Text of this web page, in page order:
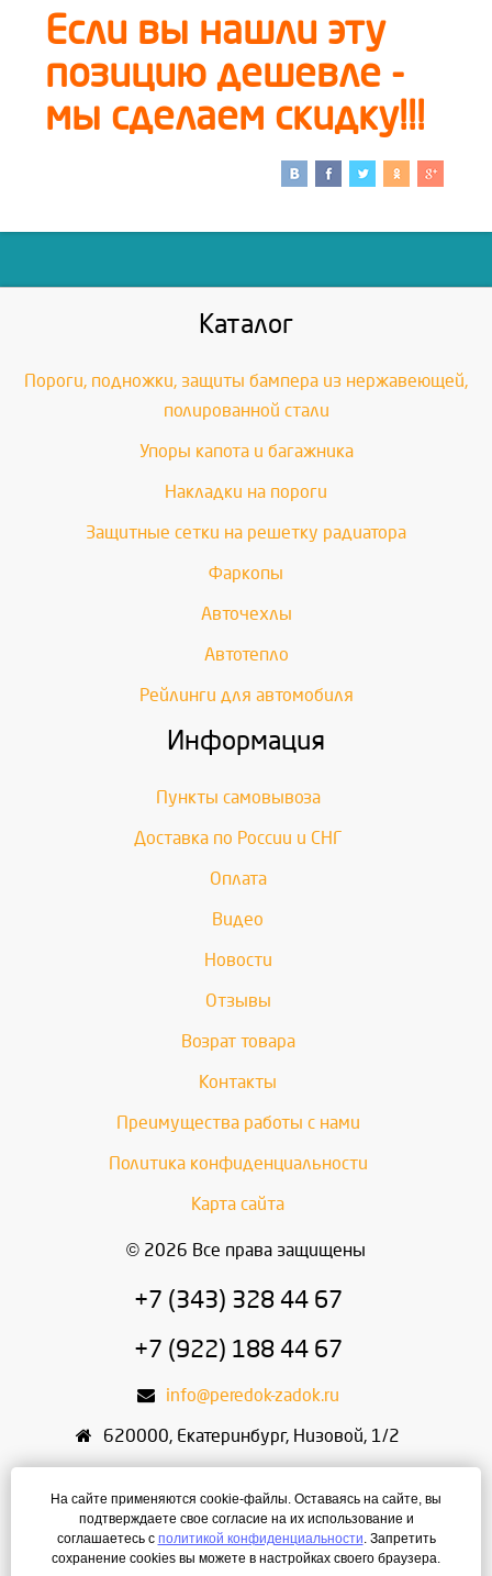
Если вы нашли эту
позицию дешевле -
мы сделаем скидку!!!
Каталог
Пороги, подножки, защиты бампера из нержавеющей,
полированной стали
Упоры капота и багажника
Накладки на пороги
Защитные сетки на решетку радиатора
Фаркопы
Авточехлы
Автотепло
Рейлинги для автомобиля
Информация
Пункты самовывоза
Доставка по России и СНГ
Оплата
Видео
Новости
Отзывы
Возрат товара
Контакты
Преимущества работы с нами
Политика конфиденциальности
Карта сайта
© 2026 Все права защищены
+7 (343) 328 44 67
+7 (922) 188 44 67
info@peredok-zadok.ru
620000, Екатеринбург, Низовой, 1/2
ИНН: 666400495321
ОГРН: 304667436400168
На сайте применяются cookie-файлы. Оставаясь на сайте, вы
подтверждаете свое согласие на их использование и
соглашаетесь с политикой конфиденциальности. Запретить
сохранение cookies вы можете в настройках своего браузера.